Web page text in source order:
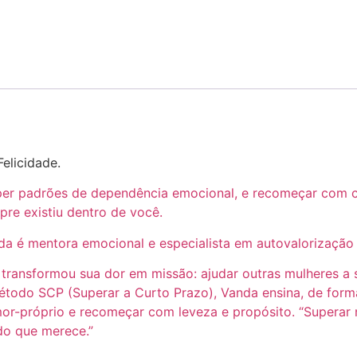
padrões de dependência emocional, e recomeçar
existiu dentro de você.
é mentora emocional e especialista em
sua dor em missão: ajudar outras mulheres
SCP (Superar a Curto Prazo), Vanda ensina, de
próprio e recomeçar com leveza e propósito.
que merece.”